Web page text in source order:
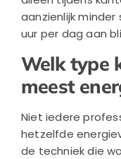
aanzienlijk
uur per dag aan
Welk type
meest
Niet iedere
hetzelfde
de techniek die